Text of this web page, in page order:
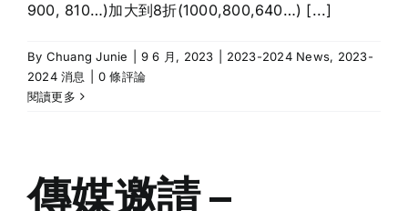
900, 810…)加大到8折(1000,800,640…) [...]
By Chuang Junie 9 6 月, 2023 2023-2024 News, 2023-
2024 消息
0 條評論
閱讀更多
傳媒邀請 –